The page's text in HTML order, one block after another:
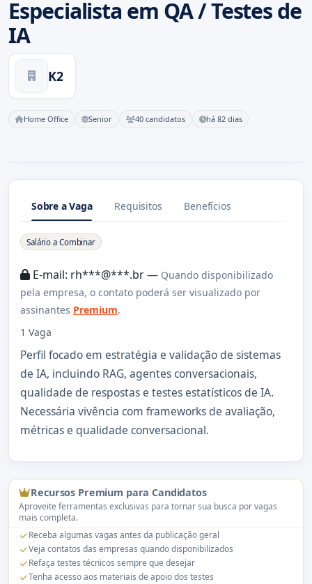
Especialista em QA / Testes de
IA
K2
Home Office Senior 40 candidatos há 82 dias
Sobre a Vaga Requisitos Benefícios
Sobre a Vaga
Salário a Combinar
E-mail: rh***@***.br — Quando disponibilizado
pela empresa, o contato poderá ser visualizado por
assinantes Premium.
1 Vaga
Perfil focado em estratégia e validação de sistemas
de IA, incluindo RAG, agentes conversacionais,
qualidade de respostas e testes estatísticos de IA.
Necessária vivência com frameworks de avaliação,
métricas e qualidade conversacional.
Recursos Premium para Candidatos
Aproveite ferramentas exclusivas para tornar sua busca por vagas
mais completa.
Receba algumas vagas antes da publicação geral
Veja contatos das empresas quando disponibilizados
Refaça testes técnicos sempre que desejar
Tenha acesso aos materiais de apoio dos testes